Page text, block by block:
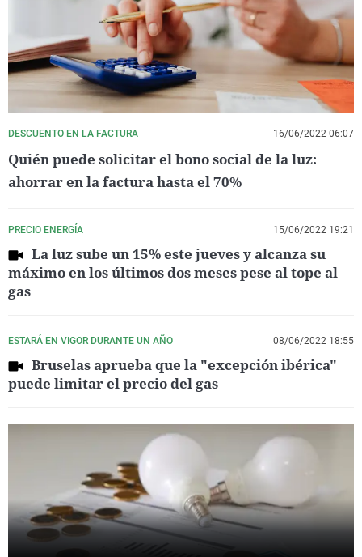
DESCUENTO EN LA FACTURA 16/06/2022 06:07
Quién puede solicitar el bono social de la luz:
ahorrar en la factura hasta el 70%
PRECIO ENERGÍA 15/06/2022 19:21
La luz sube un 15% este jueves y alcanza su
máximo en los últimos dos meses pese al tope al
gas
ESTARÁ EN VIGOR DURANTE UN AÑO 08/06/2022 18:55
Bruselas aprueba que la "excepción ibérica"
puede limitar el precio del gas